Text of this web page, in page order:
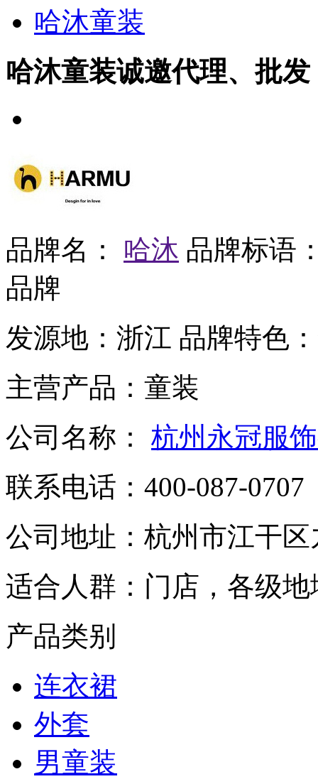
哈沐童装
哈沐童装诚邀代理、批发
品牌名： 哈沐 品牌标语
品牌
发源地： 浙江 品牌特色：
主营产品： 童装
公司名称： 杭州永冠服
联系电话： 400-087-0707
公司地址： 杭州市江干区
适合人群： 门店，各级
产品类别
连衣裙
外套
男童装